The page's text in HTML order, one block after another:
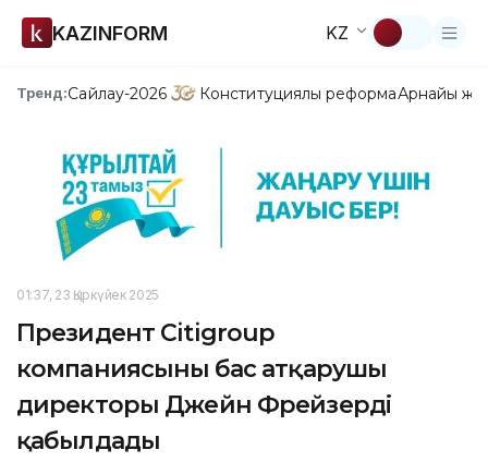
KAZINFORM KZ
Тренд:Сайлау-2026 Конституциялық реформаАрнайы
01:37, 23 Қыркүйек 2025
Президент Сitigroup
компаниясының бас атқарушы
директоры Джейн Фрейзерді
қабылдады